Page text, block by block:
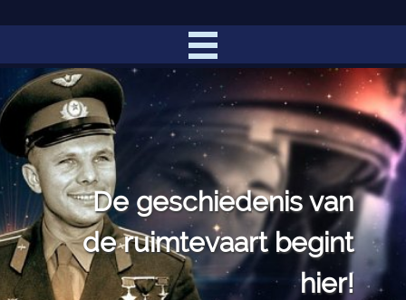
De geschiedenis van
de ruimtevaart begint
hier!